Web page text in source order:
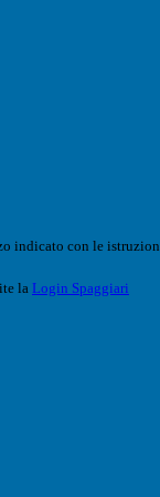
indicato con le
la Login Spaggiari